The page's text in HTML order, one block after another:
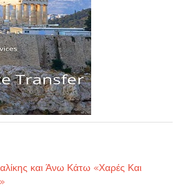
και Άνω Κάτω «Χαρές Και